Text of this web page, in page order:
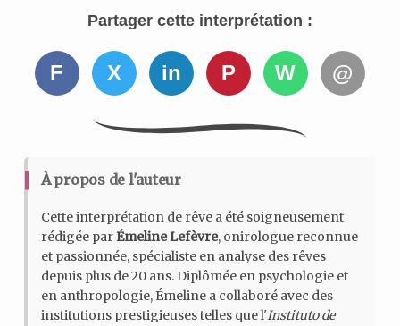
Partager cette interprétation :
F X in P W @
À propos de l'auteur
Cette interprétation de rêve a été soigneusement
rédigée parÉmeline Lefèvre, onirologue reconnue
et passionnée, spécialiste en analyse des rêves
depuis plus de 20 ans. Diplômée en psychologie et
en anthropologie, Émeline a collaboré avec des
institutions prestigieuses telles que l'Instituto de